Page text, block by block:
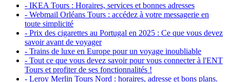
- IKEA Tours : Horaires, services et bonnes adresses
- Webmail Orléans Tours : accédez à votre messagerie en
toute simplicité
- Prix des cigarettes au Portugal en 2025 : Ce que vous devez
savoir avant de voyager
- Trains de luxe en Europe pour un voyage inoubliable
- Tout ce que vous devez savoir pour vous connecter à l'ENT
Tours et profiter de ses fonctionnalités !
- Leroy Merlin Tours Nord : horaires, adresse et bons plans.